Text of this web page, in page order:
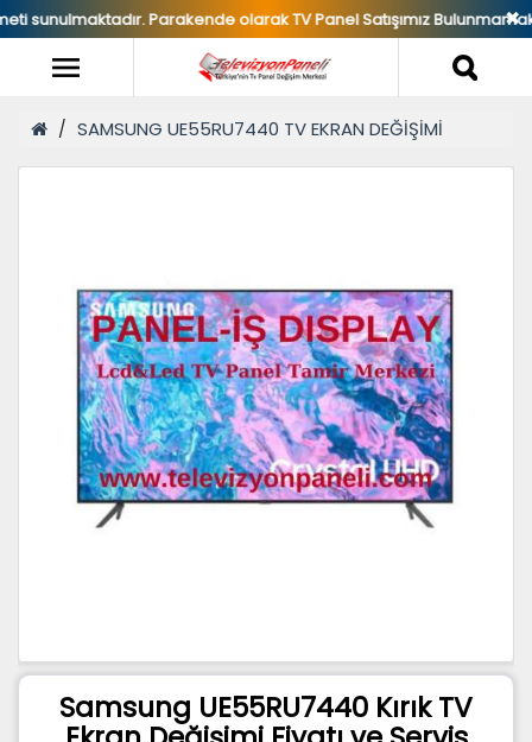
Parakende olarak TV Panel Satışımız Bulunmamaktadır.✖
SAMSUNG UE55RU7440 TV EKRAN DEĞİŞİMİ
Samsung UE55RU7440 Kırık TV